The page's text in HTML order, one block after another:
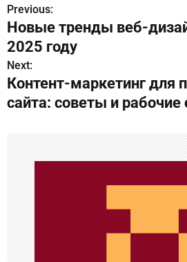
Н
а
в
и
а
ц
и
я
п
Previous:
Новые тренды веб-
2025 году
Next:
Контент-маркетинг для
сайта: советы и рабочие